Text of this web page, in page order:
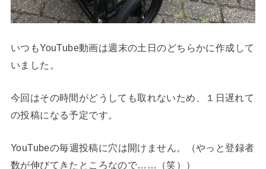
いつもYouTube動画は週末の土日のどちらかに作成して
いました。
今回はその時間がどうしても取れないため、１日遅れて
の投稿になる予定です。
YouTubeの毎週投稿に穴は開けません。（やっと登録者
数が伸びてきたところなので……（笑））